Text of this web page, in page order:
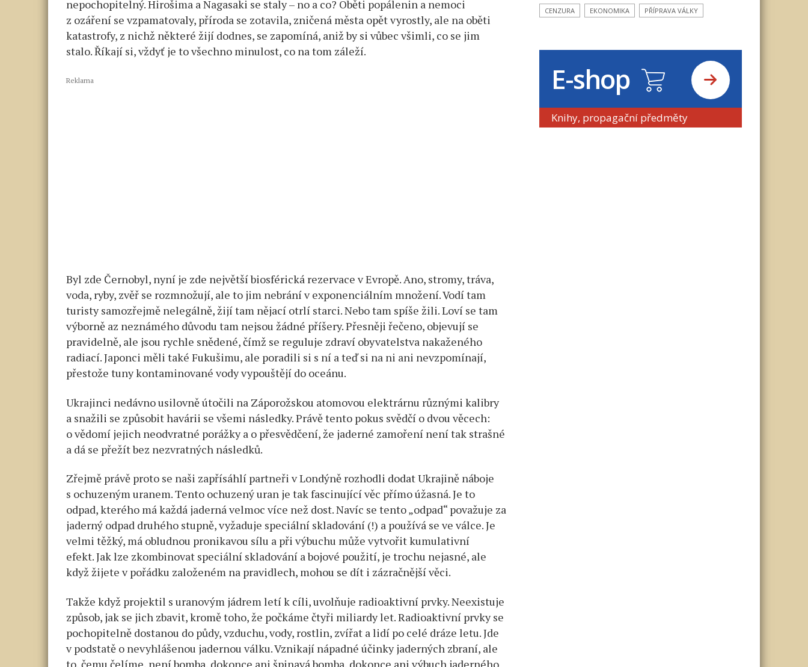
nepochopitelný. Hirošima a Nagasaki se staly – no a co? Oběti popálenin a nemoci
z ozáření se vzpamatovaly, příroda se zotavila, zničená města opět vyrostly, ale na oběti
katastrofy, z nichž některé žijí dodnes, se zapomíná, aniž by si vůbec všimli, co se jim
stalo. Říkají si, vždyť je to všechno minulost, co na tom záleží.
Reklama
Byl zde Černobyl, nyní je zde největší biosférická rezervace v Evropě. Ano, stromy, tráva,
voda, ryby, zvěř se rozmnožují, ale to jim nebrání v exponenciálním množení. Vodí tam
turisty samozřejmě nelegálně, žijí tam nějací otrlí starci. Nebo tam spíše žili. Loví se tam
výborně az neznámého důvodu tam nejsou žádné příšery. Přesněji řečeno, objevují se
pravidelně, ale jsou rychle snědené, čímž se reguluje zdraví obyvatelstva nakaženého
radiací. Japonci měli také Fukušimu, ale poradili si s ní a teď si na ni ani nevzpomínají,
přestože tuny kontaminované vody vypouštějí do oceánu.
Ukrajinci nedávno usilovně útočili na Záporožskou atomovou elektrárnu různými kalibry
a snažili se způsobit havárii se všemi následky. Právě tento pokus svědčí o dvou věcech:
o vědomí jejich neodvratné porážky a o přesvědčení, že jaderné zamoření není tak strašné
a dá se přežít bez nezvratných následků.
Zřejmě právě proto se naši zapřísáhlí partneři v Londýně rozhodli dodat Ukrajině náboje
s ochuzeným uranem. Tento ochuzený uran je tak fascinující věc přímo úžasná. Je to
odpad, kterého má každá jaderná velmoc více než dost. Navíc se tento „odpad“ považuje za
jaderný odpad druhého stupně, vyžaduje speciální skladování (!) a používá se ve válce. Je
velmi těžký, má obludnou pronikavou sílu a při výbuchu může vytvořit kumulativní
efekt. Jak lze zkombinovat speciální skladování a bojové použití, je trochu nejasné, ale
když žijete v pořádku založeném na pravidlech, mohou se dít i zázračnější věci.
Takže když projektil s uranovým jádrem letí k cíli, uvolňuje radioaktivní prvky. Neexistuje
způsob, jak se jich zbavit, kromě toho, že počkáme čtyři miliardy let. Radioaktivní prvky se
pochopitelně dostanou do půdy, vzduchu, vody, rostlin, zvířat a lidí po celé dráze letu. Jde
v podstatě o nevyhlášenou jadernou válku. Vznikají nápadné účinky jaderných zbraní, ale
to, čemu čelíme, není bomba, dokonce ani špinavá bomba, dokonce ani výbuch jaderného
CENZURA EKONOMIKA PŘÍPRAVA VÁLKY
E-shop
Knihy, propagační předměty